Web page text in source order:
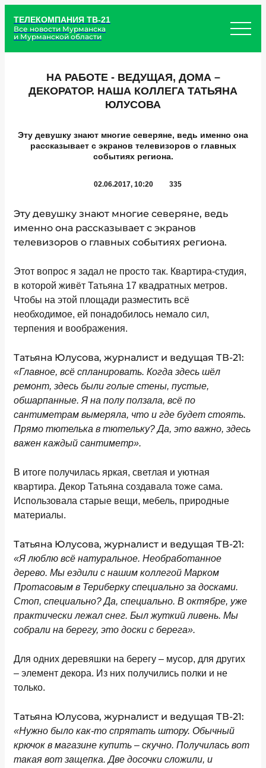
ТЕЛЕКОМПАНИЯ ТВ-21
Все новости Мурманска
и Мурманской области
НА РАБОТЕ - ВЕДУЩАЯ, ДОМА –
ДЕКОРАТОР. НАША КОЛЛЕГА ТАТЬЯНА
ЮЛУСОВА
Эту девушку знают многие северяне, ведь именно она
рассказывает с экранов телевизоров о главных
событиях региона.
02.06.2017, 10:20 335
Эту девушку знают многие северяне, ведь
именно она рассказывает с экранов
телевизоров о главных событиях региона.
Этот вопрос я задал не просто так. Квартира-студия,
в которой живёт Татьяна 17 квадратных метров.
Чтобы на этой площади разместить всё
необходимое, ей понадобилось немало сил,
терпения и воображения.
Татьяна Юлусова, журналист и ведущая ТВ-21:
«Главное, всё спланировать. Когда здесь шёл
ремонт, здесь были голые стены, пустые,
обшарпанные. Я на полу ползала, всё по
сантиметрам вымеряла, что и где будет стоять.
Прямо тютелька в тютельку? Да, это важно, здесь
важен каждый сантиметр».
В итоге получилась яркая, светлая и уютная
квартира. Декор Татьяна создавала тоже сама.
Использовала старые вещи, мебель, природные
материалы.
Татьяна Юлусова, журналист и ведущая ТВ-21:
«Я люблю всё натуральное. Необработанное
дерево. Мы ездили с нашим коллегой Марком
Протасовым в Териберку специально за досками.
Стоп, специально? Да, специально. В октябре, уже
практически лежал снег. Был жуткий ливень. Мы
собрали на берегу, это доски с берега».
Для одних деревяшки на берегу – мусор, для других
– элемент декора. Из них получились полки и не
только.
Татьяна Юлусова, журналист и ведущая ТВ-21:
«Нужно было как-то спрятать штору. Обычный
крючок в магазине купить – скучно. Получилась вот
такая вот защепка. Две досочки сложили, и